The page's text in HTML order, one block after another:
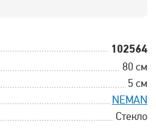
102564
80 см
5 см
NEMAN
Стекло